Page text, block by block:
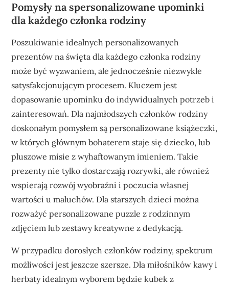
Pomysły na spersonalizowane upominki
dla każdego członka rodziny
Poszukiwanie idealnych personalizowanych
prezentów na święta dla każdego członka rodziny
może być wyzwaniem, ale jednocześnie niezwykle
satysfakcjonującym procesem. Kluczem jest
dopasowanie upominku do indywidualnych potrzeb i
zainteresowań. Dla najmłodszych członków rodziny
doskonałym pomysłem są personalizowane książeczki,
w których głównym bohaterem staje się dziecko, lub
pluszowe misie z wyhaftowanym imieniem. Takie
prezenty nie tylko dostarczają rozrywki, ale również
wspierają rozwój wyobraźni i poczucia własnej
wartości u maluchów. Dla starszych dzieci można
rozważyć personalizowane puzzle z rodzinnym
zdjęciem lub zestawy kreatywne z dedykacją.
W przypadku dorosłych członków rodziny, spektrum
możliwości jest jeszcze szersze. Dla miłośników kawy i
herbaty idealnym wyborem będzie kubek z